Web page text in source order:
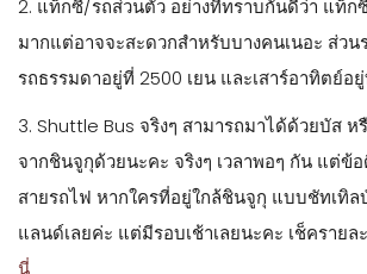
วิธีการเดินทางไป โตเกียว ดิสนีย์ซี (Tokyo